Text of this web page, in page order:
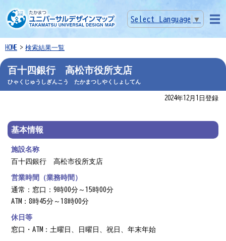
Select Language ▼
HOME 検索結果一覧
百十四銀行 高松市役所支店
ひゃくじゅうしぎんこう たかまつしやくしょしてん
2024年12月1日登録
基本情報
施設名称
百十四銀行 高松市役所支店
営業時間（業務時間）
通常：窓口：9時00分～15時00分
ATM：8時45分～18時00分
休日等
窓口・ATM：土曜日、日曜日、祝日、年末年始